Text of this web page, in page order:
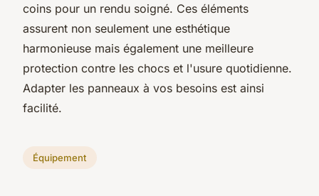
coins pour un rendu soigné. Ces éléments
assurent non seulement une esthétique
harmonieuse mais également une meilleure
protection contre les chocs et l'usure quotidienne.
Adapter les panneaux à vos besoins est ainsi
facilité.
Équipement